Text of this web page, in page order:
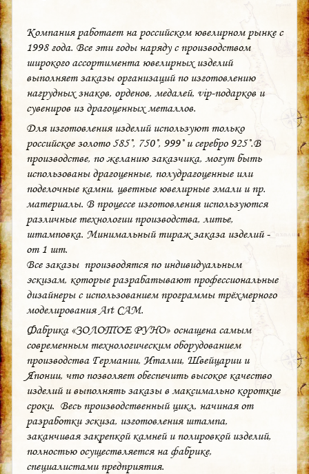
Компания работает на российском ювелирном рынке с
1998 года. Все эти годы наряду с производством
широкого ассортимента ювелирных изделий
выполняет заказы организаций по изготовлению
нагрудных знаков, орденов, медалей, vip-подарков и
сувениров из драгоценных металлов.
Для изготовления изделий используют только
российское золото 585˚, 750˚, 999˚ и серебро 925˚.В
производстве, по желанию заказчика, могут быть
использованы драгоценные, полудрагоценные или
поделочные камни, цветные ювелирные эмали и пр.
материалы. В процессе изготовления используются
различные технологии производства, литье,
штамповка. Минимальный тираж заказа изделий -
от 1 шт.
Все заказы производятся по индивидуальным
эскизам, которые разрабатывают профессиональные
дизайнеры с использованием программы трёхмерного
моделирования Art CAM.
Фабрика «ЗОЛОТОЕ РУНО» оснащена самым
современным технологическим оборудованием
производства Германии, Италии, Швейцарии и
Японии, что позволяет обеспечить высокое качество
изделий и выполнять заказы в максимально короткие
сроки. Весь производственный цикл, начиная от
разработки эскиза, изготовления штампа,
заканчивая закрепкой камней и полировкой изделий,
полностью осуществляется на фабрике,
специалистами предприятия.